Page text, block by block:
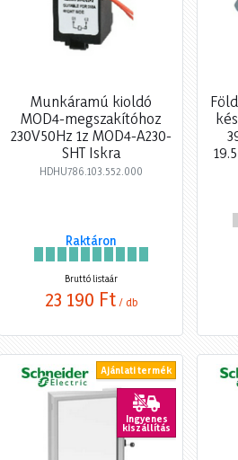
Munkáramú kioldó
MOD4-megszakítóhoz
230V50Hz 1z MOD4-A230-
SHT Iskra
HDHU786.103.552.000
Raktáron
Bruttó listaár
23 190 Ft / db
Ajánlati termék
Ingyenes
kiszállítás